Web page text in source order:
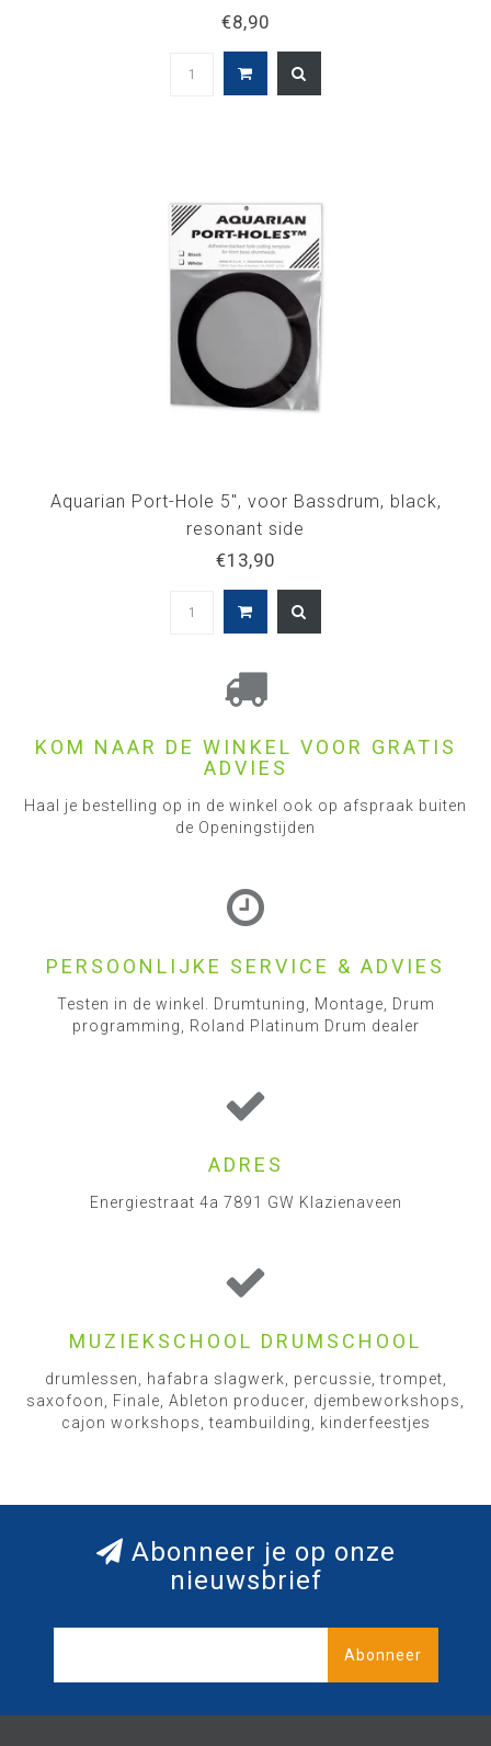
€8,90
Aquarian Port-Hole 5", voor Bassdrum, black,
resonant side
€13,90
KOM NAAR DE WINKEL VOOR GRATIS
ADVIES
Haal je bestelling op in de winkel ook op afspraak buiten
de Openingstijden
PERSOONLIJKE SERVICE & ADVIES
Testen in de winkel. Drumtuning, Montage, Drum
programming, Roland Platinum Drum dealer
ADRES
Energiestraat 4a 7891 GW Klazienaveen
MUZIEKSCHOOL DRUMSCHOOL
drumlessen, hafabra slagwerk, percussie, trompet,
saxofoon, Finale, Ableton producer, djembeworkshops,
cajon workshops, teambuilding, kinderfeestjes
Abonneer je op onze
nieuwsbrief
Abonneer